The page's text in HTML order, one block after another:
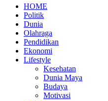
HOME
Politik
Dunia
Olahraga
Pendidikan
Ekonomi
Lifestyle
Kesehatan
Dunia Maya
Budaya
Motivasi